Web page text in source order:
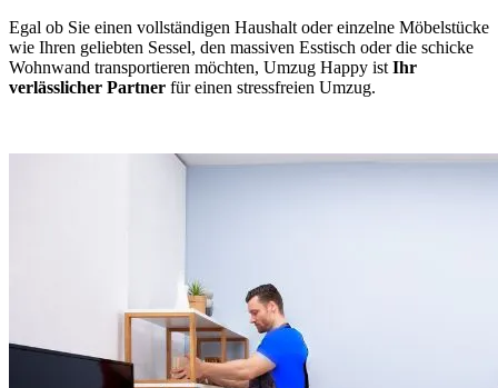
Egal ob Sie einen vollständigen Haushalt oder einzelne Möbelstücke
wie Ihren geliebten Sessel, den massiven Esstisch oder die schicke
Wohnwand transportieren möchten, Umzug Happy ist Ihr
verlässlicher Partner für einen stressfreien Umzug.